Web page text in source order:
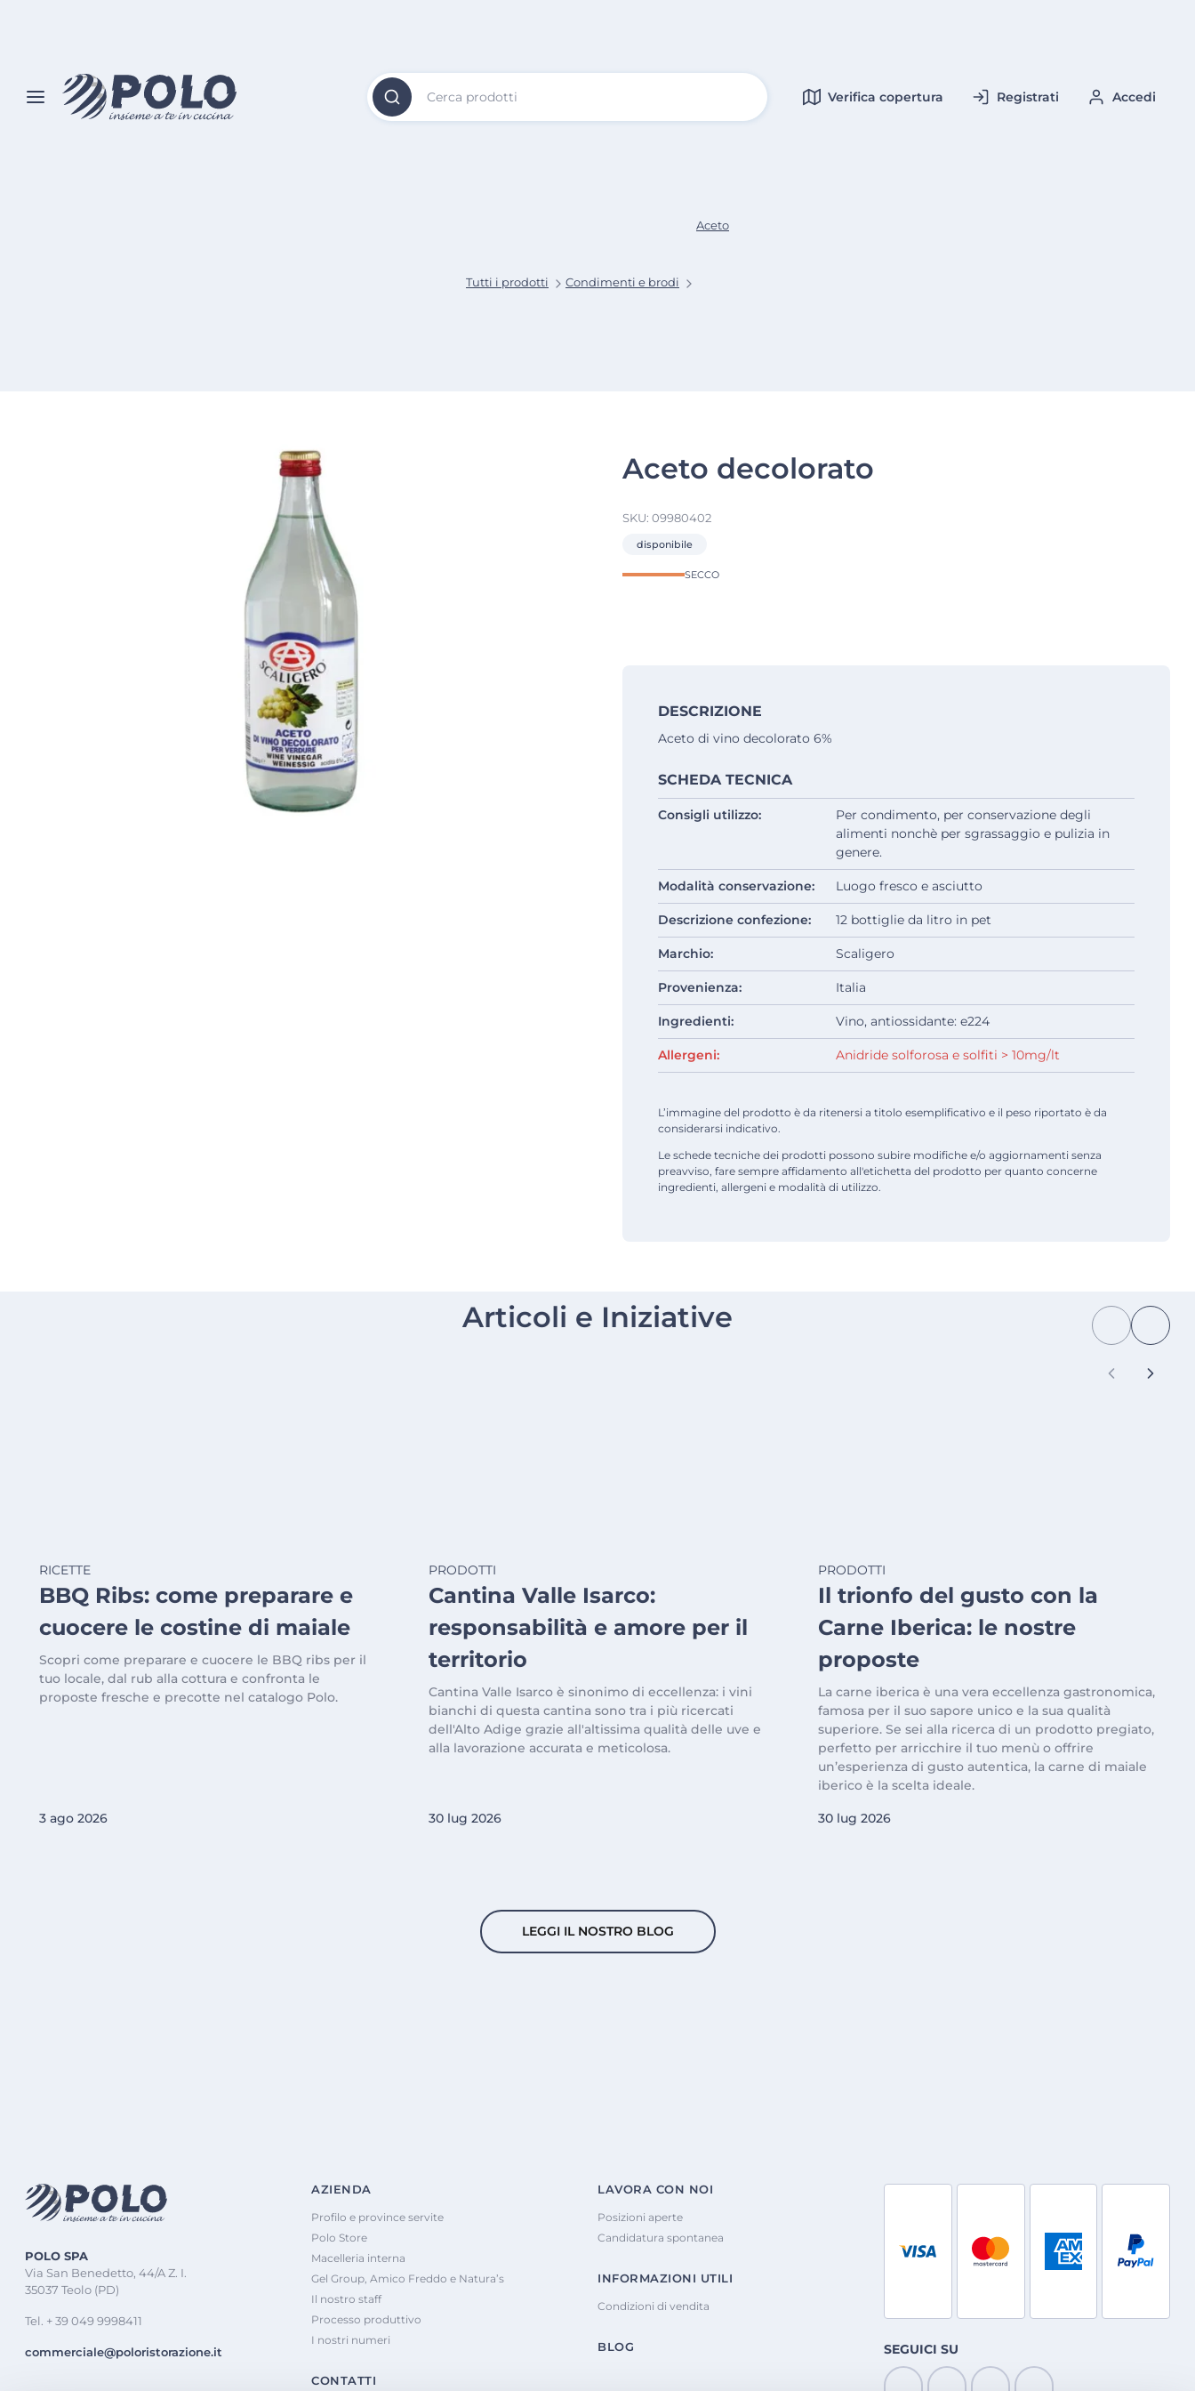
Verifica copertura Registrati Accedi
Tutti i prodotti Condimenti e brodi
Aceto
Aceto decolorato
SKU: 09980402
disponibile
SECCO
DESCRIZIONE
Aceto di vino decolorato 6%
SCHEDA TECNICA
Consigli utilizzo:
Per condimento, per conservazione degli
alimenti nonchè per sgrassaggio e pulizia in
genere.
Modalità conservazione: Luogo fresco e asciutto
Descrizione confezione: 12 bottiglie da litro in pet
Marchio: Scaligero
Provenienza: Italia
Ingredienti: Vino, antiossidante: e224
Allergeni: Anidride solforosa e solfiti > 10mg/lt
L’immagine del prodotto è da ritenersi a titolo esemplificativo e il peso riportato è da
considerarsi indicativo.
Le schede tecniche dei prodotti possono subire modifiche e/o aggiornamenti senza
preavviso, fare sempre affidamento all'etichetta del prodotto per quanto concerne
ingredienti, allergeni e modalità di utilizzo.
Articoli e Iniziative
RICETTE
BBQ Ribs: come preparare e
cuocere le costine di maiale
Scopri come preparare e cuocere le BBQ ribs per il
tuo locale, dal rub alla cottura e confronta le
proposte fresche e precotte nel catalogo Polo.
3 ago 2026
PRODOTTI
Cantina Valle Isarco:
responsabilità e amore per il
territorio
Cantina Valle Isarco è sinonimo di eccellenza: i vini
bianchi di questa cantina sono tra i più ricercati
dell'Alto Adige grazie all'altissima qualità delle uve e
alla lavorazione accurata e meticolosa.
30 lug 2026
PRODOTTI
Il trionfo del gusto con la
Carne Iberica: le nostre
proposte
La carne iberica è una vera eccellenza gastronomica,
famosa per il suo sapore unico e la sua qualità
superiore. Se sei alla ricerca di un prodotto pregiato,
perfetto per arricchire il tuo menù o offrire
un’esperienza di gusto autentica, la carne di maiale
iberico è la scelta ideale.
30 lug 2026
LEGGI IL NOSTRO BLOG
POLO SPA
Via San Benedetto, 44/A Z. I.
35037 Teolo (PD)
Tel. + 39 049 9998411
commerciale@poloristorazione.it
AZIENDA
Profilo e province servite
Polo Store
Macelleria interna
Gel Group, Amico Freddo e Natura’s
Il nostro staff
Processo produttivo
I nostri numeri
CONTATTI
LAVORA CON NOI
Posizioni aperte
Candidatura spontanea
INFORMAZIONI UTILI
Condizioni di vendita
BLOG SEGUICI SU